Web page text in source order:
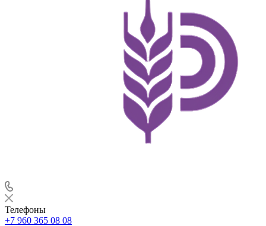
Телефоны
+7 960 365 08 08